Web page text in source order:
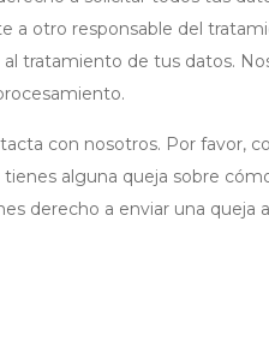
a otro responsable del
tratamiento de tus datos.
con nosotros. Por favor,
alguna queja sobre
derecho a enviar una queja